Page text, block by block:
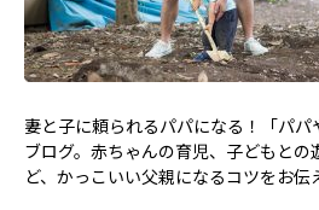
妻と子に頼られるパパになる！「パ
ブログ。赤ちゃんの育児、子どもとの
ど、かっこいい父親になるコツをお伝